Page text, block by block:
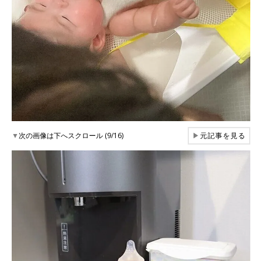
▼次の画像は下へスクロール (9/16) ▶元記事を見る